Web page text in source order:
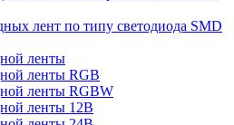
лент по типу светодиода SMD
ленты
ленты RGB
ленты RGBW
ленты 12В